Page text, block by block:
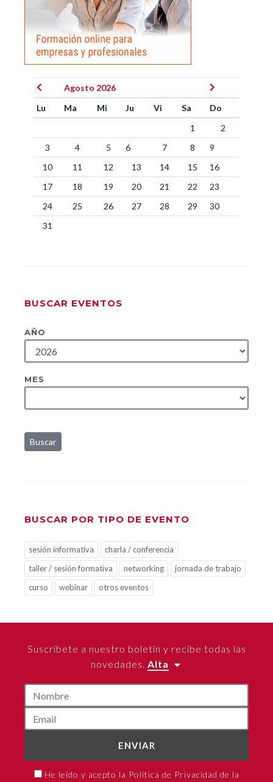
Agosto 2026
Lu
Ma Mi Ju Vi Sa
Do
1
2
3
4 5 6 7 8
9
10
11 12 13 14 15
16
17
18 19 20 21 22
23
24
25 26 27 28 29
30
31
BUSCAR EVENTOS
AÑO
MES
Buscar
BUSCAR POR TIPO DE EVENTO
sesión informativa
charla / conferencia
taller / sesión formativa
networking
jornada de trabajo
curso
webinar otros eventos
Suscríbete a nuestro boletín y recibe todas las
novedades. Alta
ENVIAR
He leído y acepto la Política de Privacidad de la